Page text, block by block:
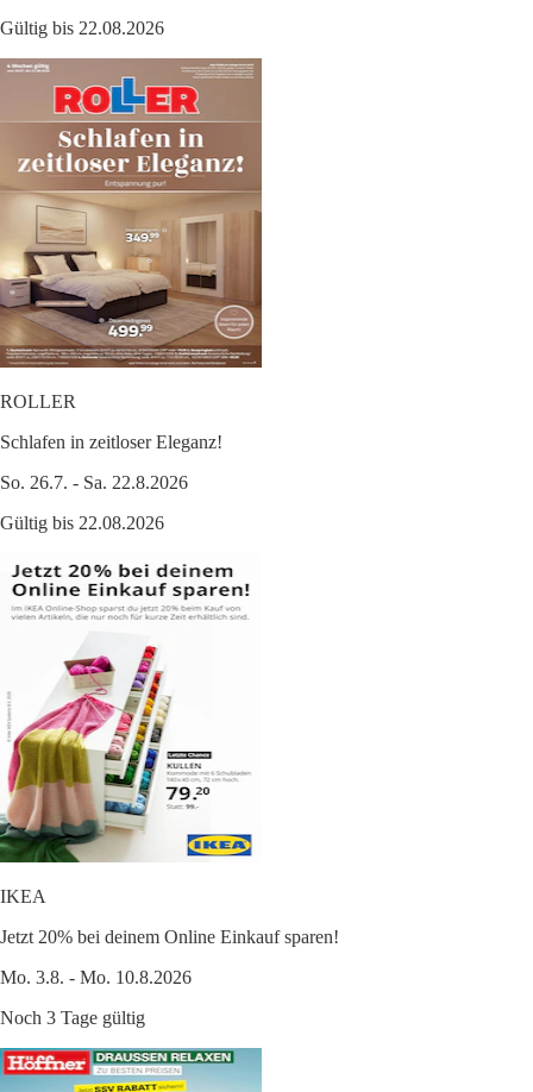
Gültig bis 22.08.2026
ROLLER
Schlafen in zeitloser Eleganz!
So. 26.7. - Sa. 22.8.2026
Gültig bis 22.08.2026
IKEA
Jetzt 20% bei deinem Online Einkauf sparen!
Mo. 3.8. - Mo. 10.8.2026
Noch 3 Tage gültig